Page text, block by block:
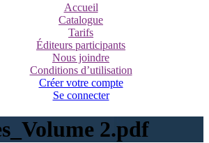
Accueil
Catalogue
Tarifs
Éditeurs participants
Nous joindre
Conditions d’utilisation
Créer votre compte
Se connecter
2.pdf